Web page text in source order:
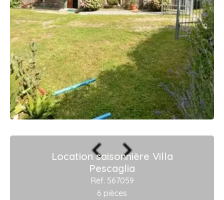
Location saisonnière Villa
Pescaglia
Réf. 567059
6 pièces